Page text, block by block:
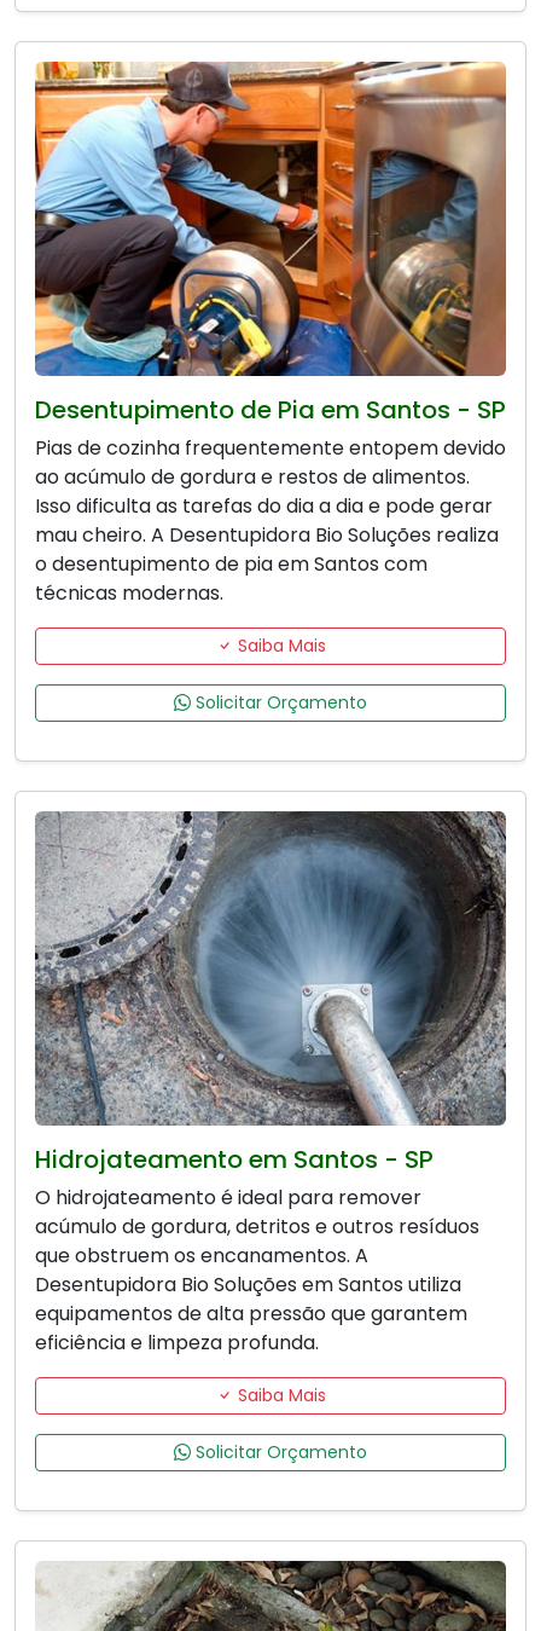
Desentupimento de Pia em Santos - SP
Pias de cozinha frequentemente entopem devido
ao acúmulo de gordura e restos de alimentos.
Isso dificulta as tarefas do dia a dia e pode gerar
mau cheiro. A Desentupidora Bio Soluções realiza
o desentupimento de pia em Santos com
técnicas modernas.
Saiba Mais
Solicitar Orçamento
Hidrojateamento em Santos - SP
O hidrojateamento é ideal para remover
acúmulo de gordura, detritos e outros resíduos
que obstruem os encanamentos. A
Desentupidora Bio Soluções em Santos utiliza
equipamentos de alta pressão que garantem
eficiência e limpeza profunda.
Saiba Mais
Solicitar Orçamento